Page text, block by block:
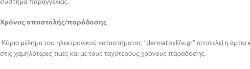
Χρόνος αποστολής/παράδοσης
Κύριο μέλημα του ηλεκτρονικού καταστήματος “dermatoslife.gr” αποτελεί η
στις χαμηλότερες τιμές και με τους ταχύτερους χρόνους παράδοσης.